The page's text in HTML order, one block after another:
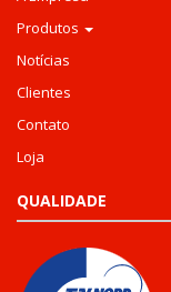
Produtos
Notícias
Clientes
Contato
Loja
QUALIDADE